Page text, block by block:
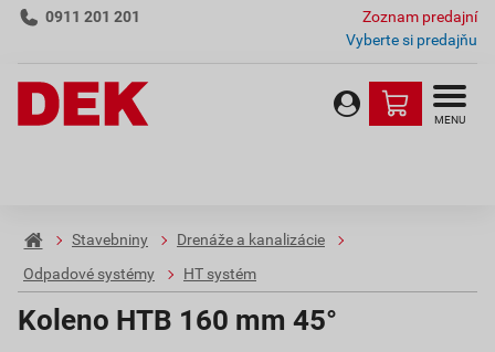
0911 201 201
Zoznam predajní
Vyberte si predajňu
MENU
Stavebniny
Drenáže a kanalizácie
Odpadové systémy
HT systém
Koleno HTB 160 mm 45°